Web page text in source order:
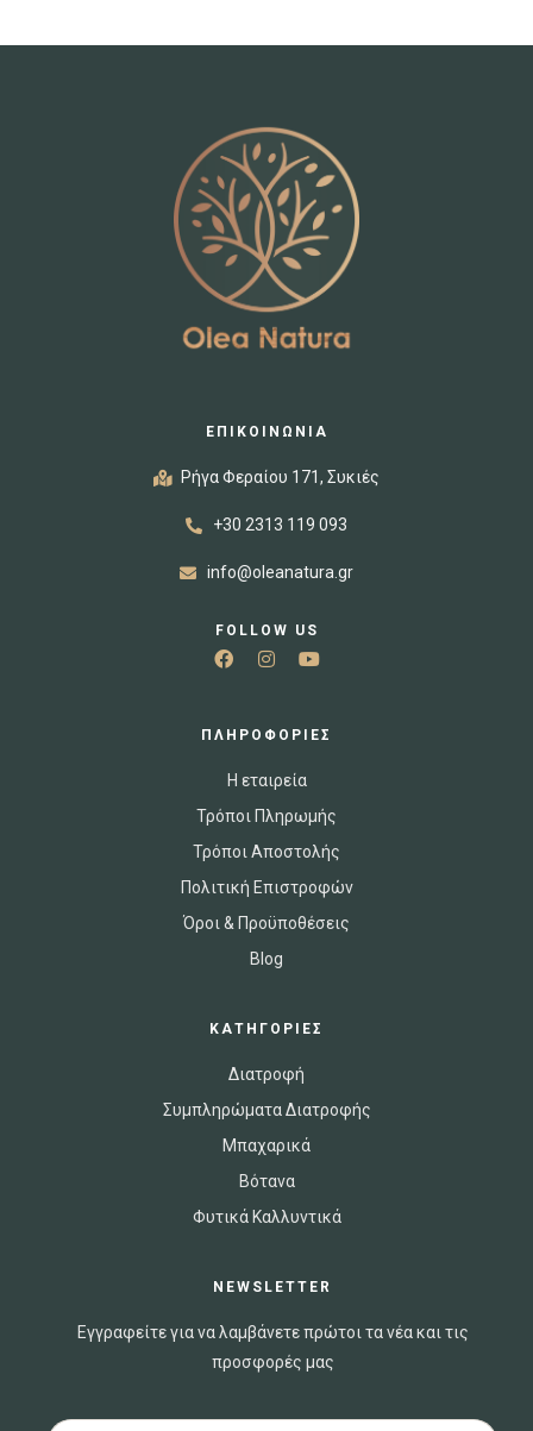
ΕΠΙΚΟΙΝΩΝΙΑ
Ρήγα Φεραίου 171, Συκιές
+30 2313 119 093
info@oleanatura.gr
FOLLOW US
ΠΛΗΡΟΦΟΡΙΕΣ
Η εταιρεία
Τρόποι Πληρωμής
Τρόποι Αποστολής
Πολιτική Επιστροφών
Όροι & Προϋποθέσεις
Blog
ΚΑΤΗΓΟΡΙΕΣ
Διατροφή
Συμπληρώματα Διατροφής
Μπαχαρικά
Βότανα
Φυτικά Καλλυντικά
NEWSLETTER
Εγγραφείτε για να λαμβάνετε πρώτοι τα νέα και τις
προσφορές μας